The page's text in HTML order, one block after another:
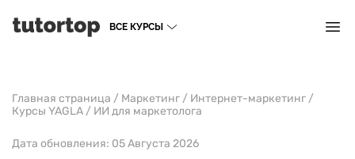
ВСЕ КУРСЫ
Главная страница / Маркетинг / Интернет-маркетинг /
Курсы YAGLA / ИИ для маркетолога
Дата обновления: 05 Августа 2026